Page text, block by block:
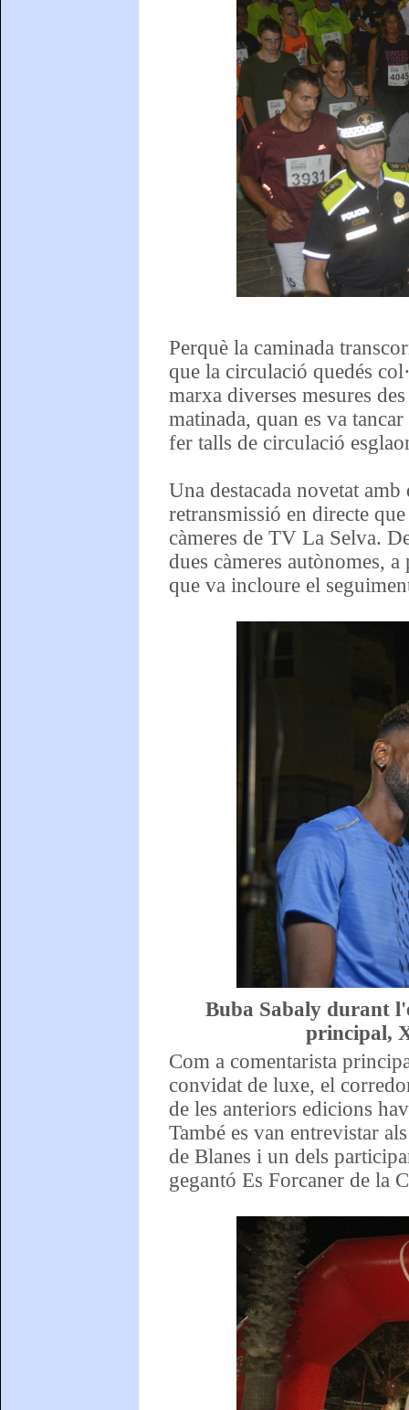
Perquè la caminada
que la circulació quedés
marxa diverses mesures
matinada, quan es va
fer talls de circulació
Una destacada novetat
retransmissió en directe
càmeres de TV La Selva.
dues càmeres autònomes,
que va incloure el
Buba Sabaly durant
principal,
Com a comentarista
convidat de luxe, el
de les anteriors edicions
També es van entrevistar
de Blanes i un dels
gegantó Es Forcaner de la